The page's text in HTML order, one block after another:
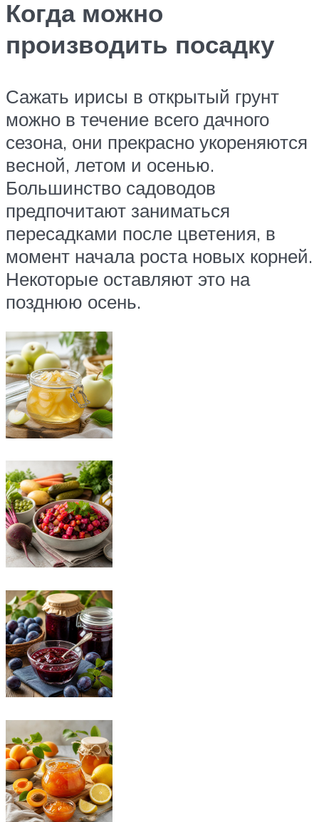
Когда можно
производить посадку
Сажать ирисы в открытый грунт
можно в течение всего дачного
сезона, они прекрасно укореняются
весной, летом и осенью.
Большинство садоводов
предпочитают заниматься
пересадками после цветения, в
момент начала роста новых корней.
Некоторые оставляют это на
позднюю осень.